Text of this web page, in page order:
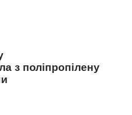
з поліпропілену